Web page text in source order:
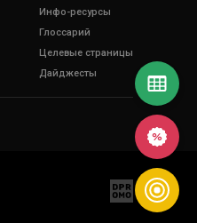
Инфо-ресурсы
Глоссарий
Целевые страницы
Дайджесты